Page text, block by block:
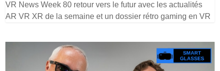
VR News Week 80 retour vers le futur avec les actualités
AR VR XR de la semaine et un dossier rétro gaming en VR